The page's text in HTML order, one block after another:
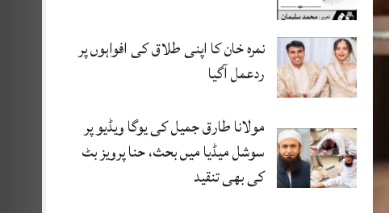
نمرہ خان کا اپنی طلاق کی افواہوں پر
ردعمل آگیا
مولانا طارق جمیل کی یوگا ویڈیو پر
سوشل میڈیا میں بحث، حنا پرویز بٹ
کی بھی تنقید